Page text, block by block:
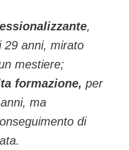
,
29 anni, mirato
mestiere;
formazione, per
ma
di